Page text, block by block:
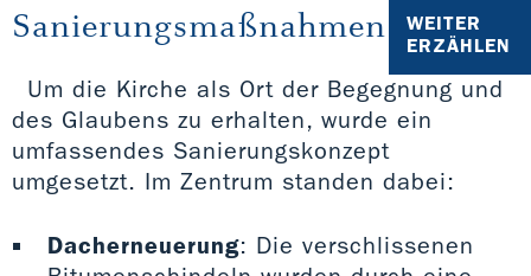
WEITER
ERZÄHLEN
Sanierungsmaßnahmen
Um die Kirche als Ort der Begegnung und
des Glaubens zu erhalten, wurde ein
umfassendes Sanierungskonzept
umgesetzt. Im Zentrum standen dabei:
Dacherneuerung: Die verschlissenen